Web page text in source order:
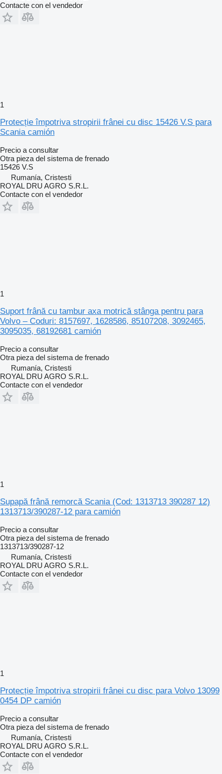
Contacte con el vendedor
1
Protecție împotriva stropirii frânei cu disc 15426 V.S para
Scania camión
Precio a consultar
Otra pieza del sistema de frenado
15426 V.S
Rumanía, Cristesti
ROYAL DRU AGRO S.R.L.
Contacte con el vendedor
1
Suport frână cu tambur axa motrică stânga pentru para
Volvo – Coduri: 8157697, 1628586, 85107208, 3092465,
3095035, 68192681 camión
Precio a consultar
Otra pieza del sistema de frenado
Rumanía, Cristesti
ROYAL DRU AGRO S.R.L.
Contacte con el vendedor
1
Supapă frână remorcă Scania (Cod: 1313713 390287 12)
1313713/390287-12 para camión
Precio a consultar
Otra pieza del sistema de frenado
1313713/390287-12
Rumanía, Cristesti
ROYAL DRU AGRO S.R.L.
Contacte con el vendedor
1
Protecție împotriva stropirii frânei cu disc para Volvo 13099
0454 DP camión
Precio a consultar
Otra pieza del sistema de frenado
Rumanía, Cristesti
ROYAL DRU AGRO S.R.L.
Contacte con el vendedor